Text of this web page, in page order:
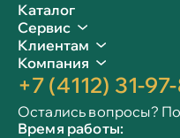
Каталог
Сервис
Клиентам
Компания
+7 (4112) 31-
Остались вопросы?
Время работы: